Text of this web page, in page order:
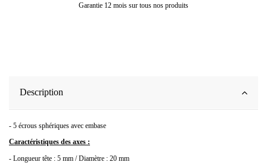
Garantie 12 mois sur tous nos produits
Description
- 5 écrous sphériques avec embase
Caractéristiques des axes :
- Longueur tête : 5 mm / Diamètre : 20 mm